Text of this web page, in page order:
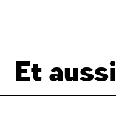
Et aussi